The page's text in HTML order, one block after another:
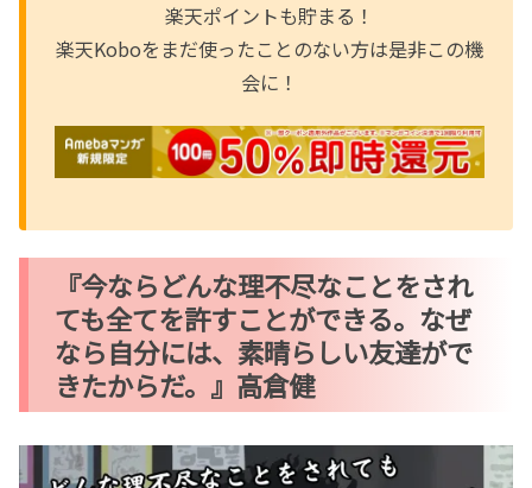
楽天ポイントも貯まる！
楽天Koboをまだ使ったことのない方は是非この機
会に！
『今ならどんな理不尽なことをされ
ても全てを許すことができる。なぜ
なら自分には、素晴らしい友達がで
きたからだ。』高倉健